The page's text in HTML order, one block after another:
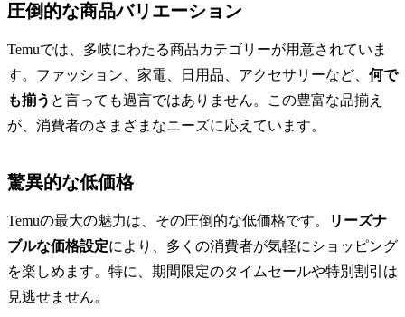
圧倒的な商品バリエーション
Temuでは、多岐にわたる商品カテゴリーが用意されていま
す。ファッション、家電、日用品、アクセサリーなど、 何で
も揃う と言っても過言ではありません。この豊富な品揃え
が、消費者のさまざまなニーズに応えています。
驚異的な低価格
Temuの最大の魅力は、その圧倒的な低価格です。
リーズナ
ブルな価格設定により、多くの消費者が気軽にショッピング
を楽しめます。特に、期間限定のタイムセールや特別割引は
見逃せません。